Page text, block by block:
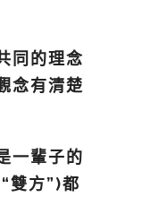
同的理念
念有清楚
一輩子的
雙方”)都